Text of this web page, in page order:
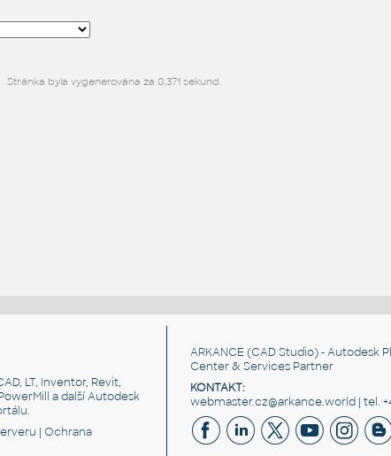
Stránka byla vygenerována za 0,371 sekund.
LT, Inventor, Revit,
a další Autodesk
.
|Ochrana
ARKANCE (CAD Studio) - Autodesk
Center & Services Partner
KONTAKT:
webmaster.cz@arkance.world | tel.